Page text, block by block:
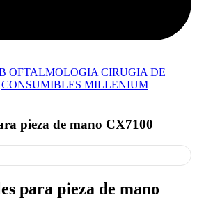
OFTALMOLOGIA CIRUGIA DE
CONSUMIBLES MILLENIUM
pieza de mano CX7100
para pieza de mano